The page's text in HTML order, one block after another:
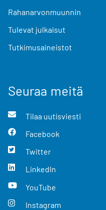
Rahanarvonmuunnin
Tulevat julkaisut
Tutkimusaineistot
Seuraa meitä
Tilaa uutisviesti
Facebook
Twitter
LinkedIn
YouTube
Instagram